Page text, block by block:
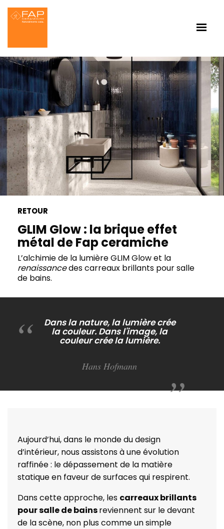
RETOUR
GLIM Glow : la brique effet
métal de Fap ceramiche
L’alchimie de la lumière GLIM Glow et la
renaissancedes carreaux brillants pour salle
de bains.
Dans la nature, la lumière crée
la couleur. Dans l'image, la
couleur crée la lumière.
Hans Hofmann
Aujourd’hui, dans le monde du design
d’intérieur, nous assistons à une évolution
raffinée : le dépassement de la matière
statique en faveur de surfaces qui respirent.
Dans cette approche, les carreaux brillants
pour salle de bainsreviennent sur le devant
de la scène, non plus comme un simple